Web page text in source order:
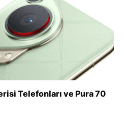
Telefonları ve Pura 70